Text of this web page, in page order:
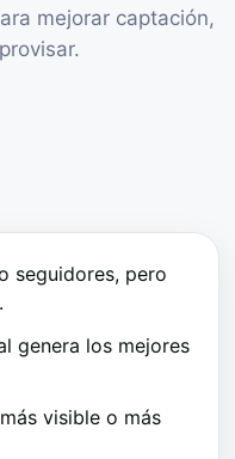
mejorar captación,
seguidores, pero
genera los mejores
visible o más